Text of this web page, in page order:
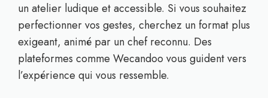
un atelier ludique et accessible. Si vous souhaitez
perfectionner vos gestes, cherchez un format plus
exigeant, animé par un chef reconnu. Des
plateformes comme Wecandoo vous guident vers
l’expérience qui vous ressemble.